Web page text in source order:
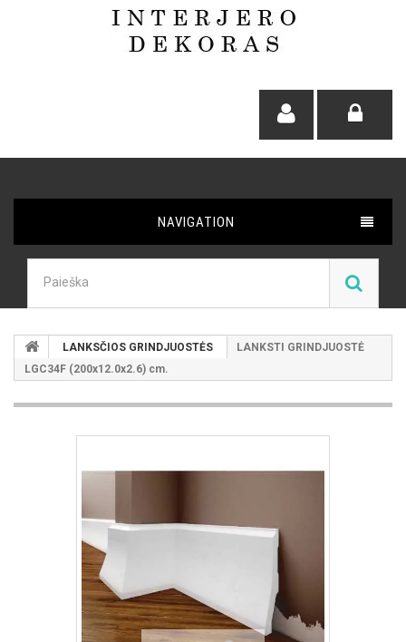
NAVIGATION
LANKSČIOS GRINDJUOSTĖS
LANKSTI GRINDJUOSTĖ
LGC34F (200x12.0x2.6) cm.